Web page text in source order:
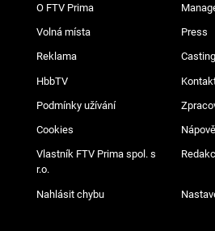
O FTV Prima
Volná místa Press
Reklama
HbbTV
Podmínky užívání
Cookies
Vlastník FTV Prima spol. s
r.o.
Nahlásit chybu